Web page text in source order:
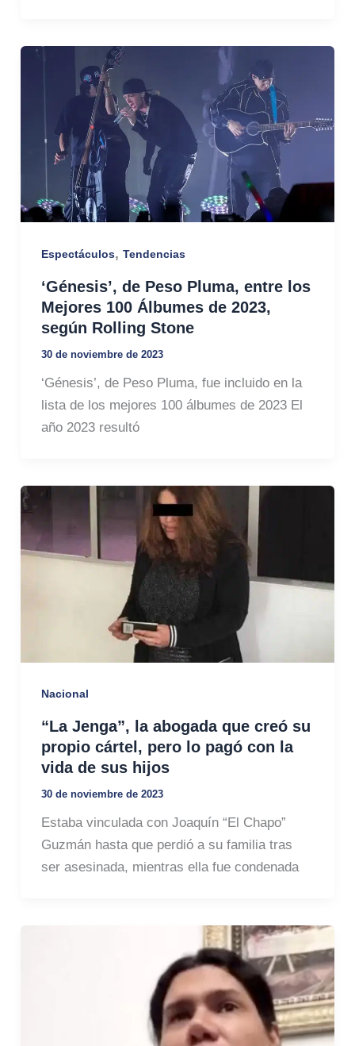
Espectáculos, Tendencias
‘Génesis’, de Peso Pluma, entre los
Mejores 100 Álbumes de 2023,
según Rolling Stone
30 de noviembre de 2023
‘Génesis’, de Peso Pluma, fue incluido en la
lista de los mejores 100 álbumes de 2023 El
año 2023 resultó
Nacional
“La Jenga”, la abogada que creó su
propio cártel, pero lo pagó con la
vida de sus hijos
30 de noviembre de 2023
Estaba vinculada con Joaquín “El Chapo”
Guzmán hasta que perdió a su familia tras
ser asesinada, mientras ella fue condenada